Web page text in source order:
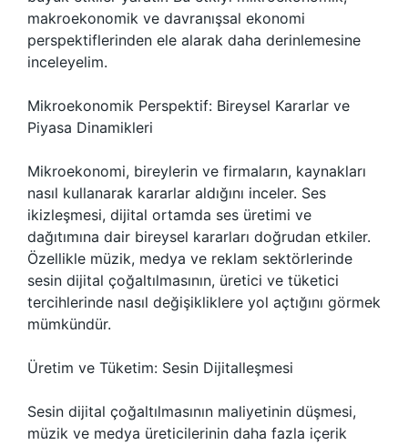
makroekonomik ve davranışsal ekonomi
perspektiflerinden ele alarak daha derinlemesine
inceleyelim.
Mikroekonomik Perspektif: Bireysel Kararlar ve
Piyasa Dinamikleri
Mikroekonomi, bireylerin ve firmaların, kaynakları
nasıl kullanarak kararlar aldığını inceler. Ses
ikizleşmesi, dijital ortamda ses üretimi ve
dağıtımına dair bireysel kararları doğrudan etkiler.
Özellikle müzik, medya ve reklam sektörlerinde
sesin dijital çoğaltılmasının, üretici ve tüketici
tercihlerinde nasıl değişikliklere yol açtığını görmek
mümkündür.
Üretim ve Tüketim: Sesin Dijitalleşmesi
Sesin dijital çoğaltılmasının maliyetinin düşmesi,
müzik ve medya üreticilerinin daha fazla içerik